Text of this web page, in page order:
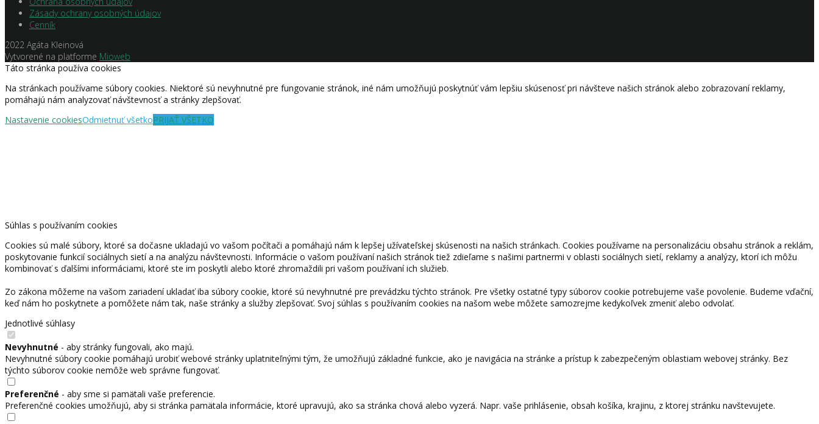
Zásady ochrany osobných údajov
Cenník
2022 Agáta Kleinová
Vytvorené na platforme Mioweb
Táto stránka používa cookies
Na stránkach používame súbory cookies. Niektoré sú nevyhnutné pre fungovanie stránok, iné nám umožňujú poskytnúť vám lepšiu skúsenosť pri návšteve našich stránok alebo zobrazovaní reklamy,
pomáhajú nám analyzovať návštevnosť a stránky zlepšovať.
Nastavenie cookiesOdmietnuť všetkoPRIJAŤ VŠETKO
Súhlas s používaním cookies
Cookies sú malé súbory, ktoré sa dočasne ukladajú vo vašom počítači a pomáhajú nám k lepšej užívateľskej skúsenosti na našich stránkach. Cookies používame na personalizáciu obsahu stránok a reklám,
poskytovanie funkcií sociálnych sietí a na analýzu návštevnosti. Informácie o vašom používaní našich stránok tiež zdieľame s našimi partnermi v oblasti sociálnych sietí, reklamy a analýzy, ktorí ich môžu
kombinovať s ďalšími informáciami, ktoré ste im poskytli alebo ktoré zhromaždili pri vašom používaní ich služieb.
Zo zákona môžeme na vašom zariadení ukladať iba súbory cookie, ktoré sú nevyhnutné pre prevádzku týchto stránok. Pre všetky ostatné typy súborov cookie potrebujeme vaše povolenie. Budeme vďační,
keď nám ho poskytnete a pomôžete nám tak, naše stránky a služby zlepšovať. Svoj súhlas s používaním cookies na našom webe môžete samozrejme kedykoľvek zmeniť alebo odvolať.
Jednotlivé súhlasy
Nevyhnutné - aby stránky fungovali, ako majú.
Nevyhnutné súbory cookie pomáhajú urobiť webové stránky uplatniteľnými tým, že umožňujú základné funkcie, ako je navigácia na stránke a prístup k zabezpečeným oblastiam webovej stránky. Bez
týchto súborov cookie nemôže web správne fungovať.
Preferenčné - aby sme si pamätali vaše preferencie.
Preferenčné cookies umožňujú, aby si stránka pamätala informácie, ktoré upravujú, ako sa stránka chová alebo vyzerá. Napr. vaše prihlásenie, obsah košíka, krajinu, z ktorej stránku navštevujete.